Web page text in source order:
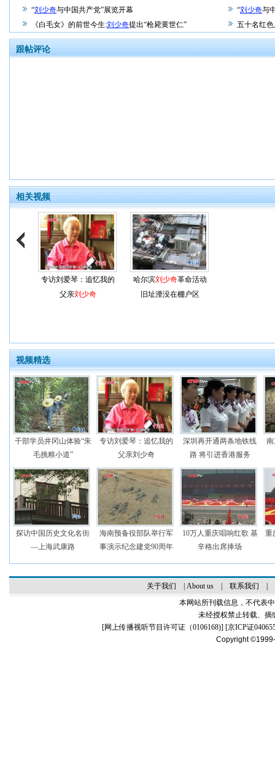
“刘少奇与中国共产党”展览开幕 “刘少奇与
《白毛女》的前世今生:刘少奇提出“枪毙黄世仁” 五十名红
跟帖评论
相关视频
专访刘爱琴：追忆我的
父亲刘少奇
哈尔滨刘少奇革命活动
旧址湮没在棚户区
视频精选
干部学员井冈山体验“朱
毛挑粮小道”
专访刘爱琴：追忆我的
父亲刘少奇
深圳再开通两条地铁线
路 将引进香港服务
探访中国历史文化名街
—上海武康路
海南预备役部队举行军
事演示纪念建党90周年
10万人重庆唱响红歌 基
辛格出席捧场
重
关于我们 About us| 联系我们
本网站所刊载信息，不代表
未经授权禁止转载、摘
[网上传播视听节目许可证（0106168)] [京ICP证
Copyright